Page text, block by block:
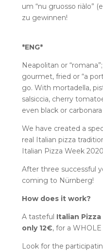
um “nu gruosso riàlo”
zu gewinnen!
*ENG*
Neapolitan or
gourmet, fried or “a
go. With mortadella,
salsiccia, cherry
even black or
We have created a
real Italian pizza
Italian Pizza Week
After three successful
coming to Nürnberg!
How does it work?
A tasteful Italian
only 12€, for a WHOLE
Look for the